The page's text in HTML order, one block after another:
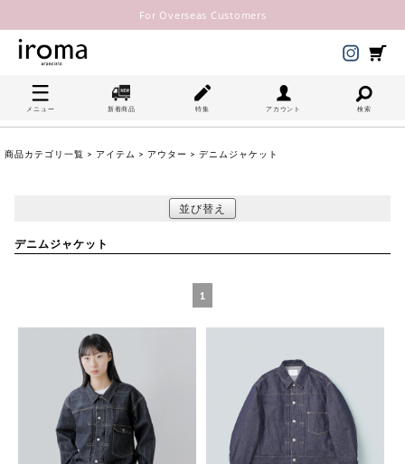
For Overseas Customers
メニュー 新着商品 特集 アカウント 検索
商品カテゴリ一覧 > アイテム > アウター > デニムジャケット
並び替え
デニムジャケット
1